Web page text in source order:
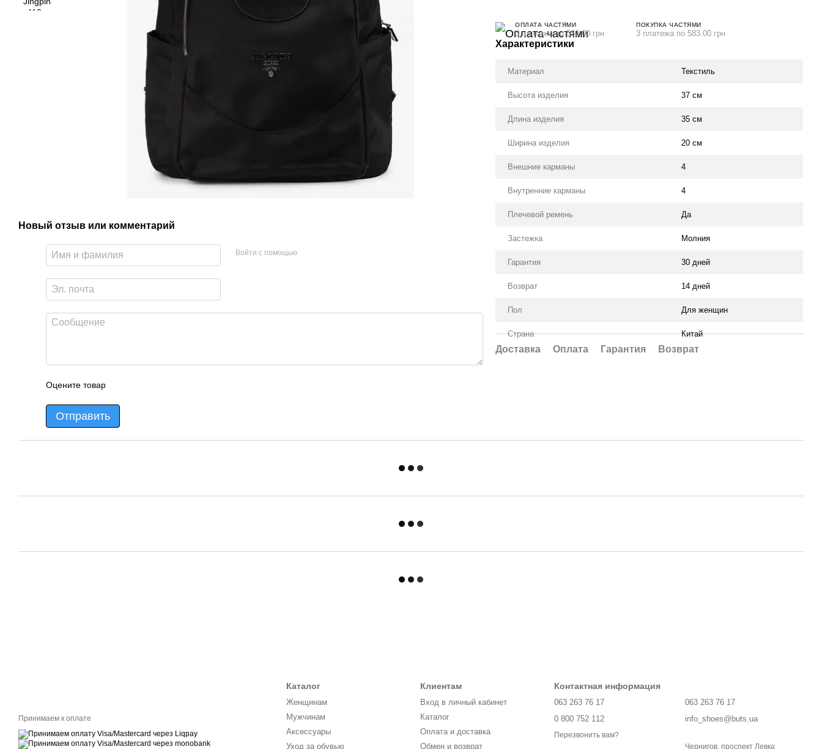
Новый отзыв или комментарий
Войти с помощью
Оцените товар
Отправить
ОПЛАТА ЧАСТЯМИ
3 платежа по 583.00 грн
ПОКУПКА ЧАСТЯМИ
3 платежа по 583.00 грн
Характеристики
Материал Текстиль
Высота изделия 37 см
Длина изделия 35 см
Ширина изделия 20 см
Внешние карманы 4
Внутренние карманы 4
Плечевой ремень Да
Застежка Молния
Гарантия 30 дней
Возврат 14 дней
Пол Для женщин
Страна Китай
Доставка Оплата Гарантия Возврат
Принимаем к оплате
Каталог
Женщинам
Мужчинам
Аксессуары
Уход за обувью
Клиентам
Вход в личный кабинет
Каталог
Оплата и доставка
Обмен и возврат
Контактная информация
063 263 76 17
0 800 752 112
Перезвонить вам?
063 263 76 17
info_shoes@buts.ua
Чернигов, проспект Левка